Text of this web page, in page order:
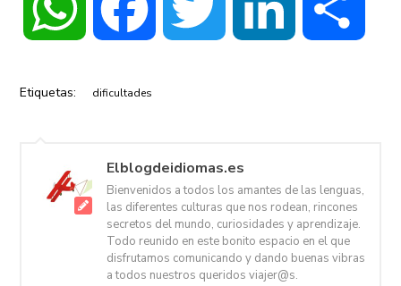
WhatsApp Facebook Twitter LinkedIn
Etiquetas: dificultades
Elblogdeidiomas.es
Bienvenidos a todos los amantes de las lenguas,
las diferentes culturas que nos rodean, rincones
secretos del mundo, curiosidades y aprendizaje.
Todo reunido en este bonito espacio en el que
disfrutamos comunicando y dando buenas vibras
a todos nuestros queridos viajer@s.